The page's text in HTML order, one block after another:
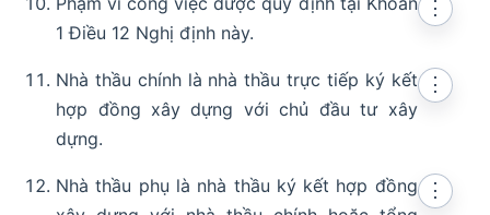
1 Điều 12 Nghị định này.
⋮
Nhà thầu chính là nhà thầu trực tiếp ký kết
hợp đồng xây dựng với chủ đầu tư xây
dựng.
⋮
Nhà thầu phụ là nhà thầu ký kết hợp đồng
⋮